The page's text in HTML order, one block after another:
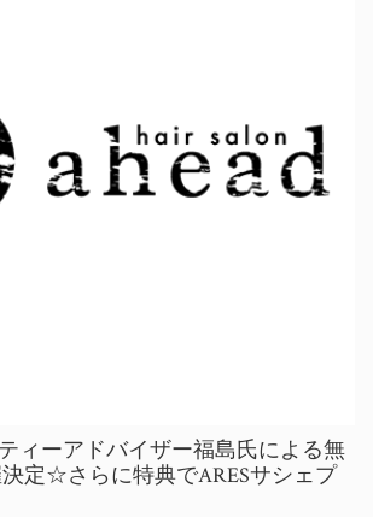
ィーアドバイザー福島氏による無
定☆さらに特典でARESサシェプ